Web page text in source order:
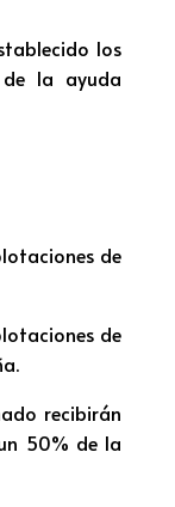
los
de la ayuda
de
de
recibirán
50% de la